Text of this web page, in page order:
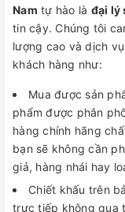
Nam tự hào là đại lý
tin cậy. Chúng tôi
lượng cao và dịch
khách hàng như:
Mua được sản
phẩm được phân
hàng chính hãng
bạn sẽ không cần
giả, hàng nhái hay
Chiết khấu trên
trực tiếp không qua